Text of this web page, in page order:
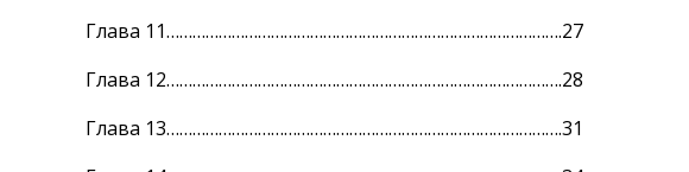
Глава 11……………………………………………………………………………….27
Глава 12……………………………………………………………………………….28
Глава 13……………………………………………………………………………….31